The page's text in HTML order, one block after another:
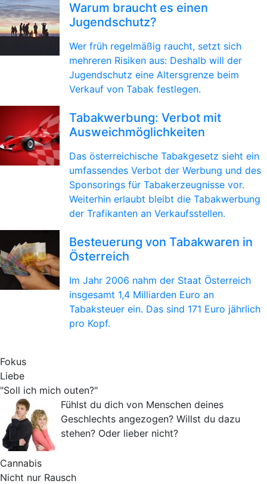
Warum braucht es einen
Jugendschutz?
Wer früh regelmäßig raucht, setzt sich
mehreren Risiken aus: Deshalb will der
Jugendschutz eine Altersgrenze beim
Verkauf von Tabak festlegen.
Tabakwerbung: Verbot mit
Ausweichmöglichkeiten
Das österreichische Tabakgesetz sieht ein
umfassendes Verbot der Werbung und des
Sponsorings für Tabakerzeugnisse vor.
Weiterhin erlaubt bleibt die Tabakwerbung
der Trafikanten an Verkaufsstellen.
Besteuerung von Tabakwaren in
Österreich
Im Jahr 2006 nahm der Staat Österreich
insgesamt 1,4 Milliarden Euro an
Tabaksteuer ein. Das sind 171 Euro jährlich
pro Kopf.
Fokus
Liebe
"Soll ich mich outen?"
Fühlst du dich von Menschen deines
Geschlechts angezogen? Willst du dazu
stehen? Oder lieber nicht?
Cannabis
Nicht nur Rausch